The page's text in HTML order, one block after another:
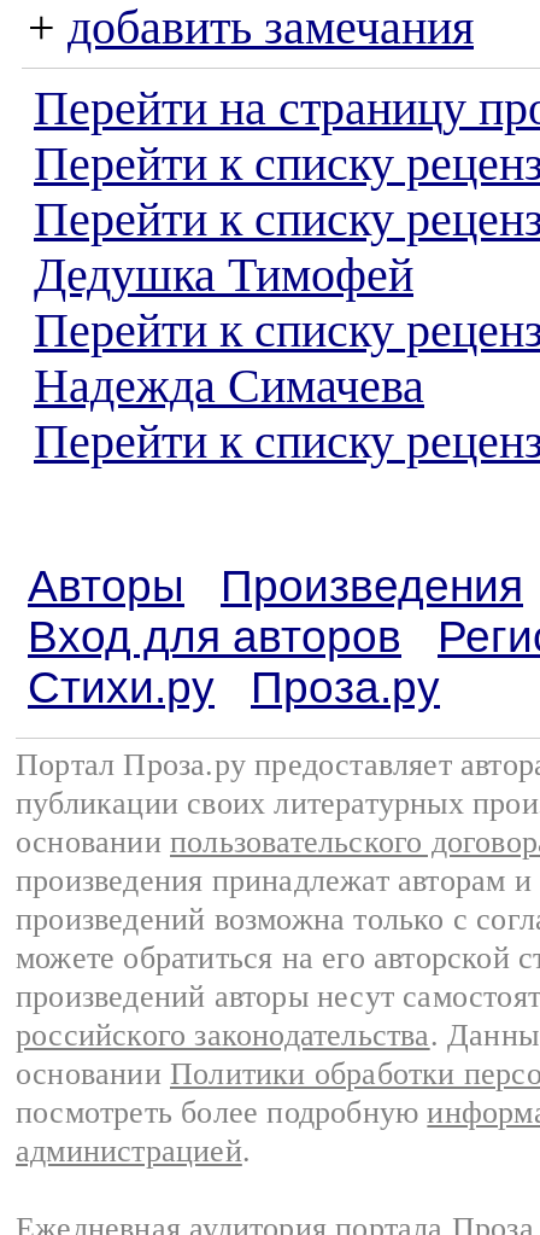
+ добавить замечания
Перейти на страницу
Перейти к списку
Перейти к списку
Дедушка Тимофей
Перейти к списку
Надежда Симачева
Перейти к списку
Авторы
Произведения
Вход для авторов
Стихи.ру
Проза.ру
Портал Проза.ру предоставляет
публикации своих литературных
основании пользовательского
произведения принадлежат авторам
произведений возможна только с
можете обратиться на его авторской
произведений авторы несут
российского законодательства.
основании Политики обработки
посмотреть более подробную
администрацией.
Ежедневная аудитория портала